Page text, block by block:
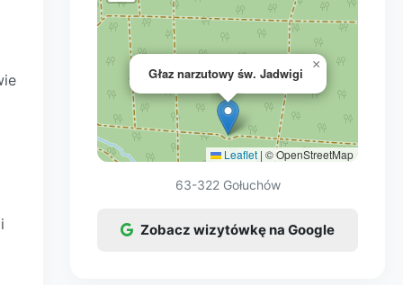
Głaz narzutowy św. Jadwigi
×
Leaflet | © OpenStreetMap
63-322 Gołuchów
Zobacz wizytówkę na Google